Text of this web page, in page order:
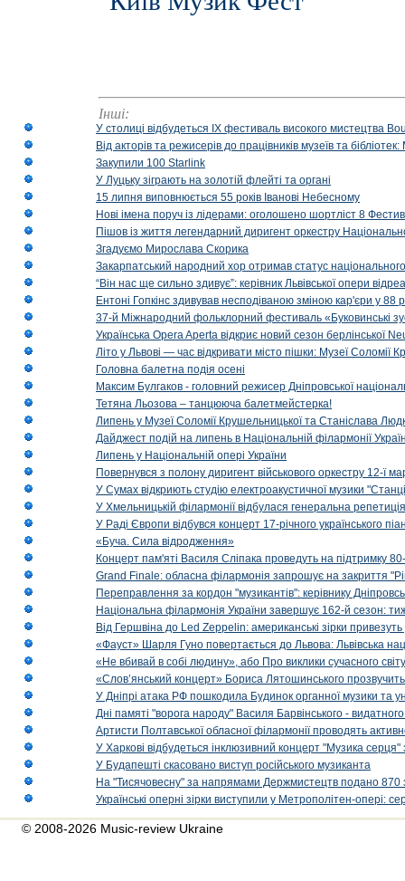
Інші:
У столиці відбудеться IX фестиваль високого мистецтва
Від акторів та режисерів до працівників музеїв та
Закупили 100 Starlink
У Луцьку зіграють на золотій флейті та органі
15 липня виповнюється 55 років Іванові Небесному
Нові імена поруч із лідерами: оголошено шортліст 8
Пішов із життя легендарний диригент оркестру
Згадуємо Мирослава Скорика
Закарпатський народний хор отримав статус національного
“Він нас ще сильно здивує”: керівник Львівської опери
Ентоні Гопкінс здивував несподіваною зміною кар'єри у 88
37-й Міжнародний фольклорний фестиваль «Буковинські
Українська Opera Aperta відкриє новий сезон берлінської
Літо у Львові — час відкривати місто пішки: Музеї Соломії
Головна балетна подія осені
Максим Булгаков - головний режисер Дніпровської
Тетяна Льозова – танцююча балетмейстерка!
Липень у Музеї Соломії Крушельницької та Станіслава
Дайджест подій на липень в Національній філармонії
Липень у Національній опері України
Повернувся з полону диригент військового оркестру 12-ї
У Сумах відкриють студію електроакустичної музики
У Хмельницькій філармонії відбулася генеральна
У Раді Європи відбувся концерт 17-річного українського
«Буча. Сила відродження»
Концерт пам'яті Василя Сліпака проведуть на підтримку
Grand Finale: обласна філармонія запрошує на закриття
Переправлення за кордон "музикантів": керівнику
Національна філармонія України завершує 162-й сезон:
Від Гершвіна до Led Zeppelin: американські зірки
«Фауст» Шарля Гуно повертається до Львова: Львівська
«Не вбивай в собі людину», або Про виклики сучасного світу
«Слов’янський концерт» Бориса Лятошинського
У Дніпрі атака РФ пошкодила Будинок органної музики та
Дні памяті "ворога народу" Василя Барвінського -
Артисти Полтавської обласної філармонії проводять
У Харкові відбудеться інклюзивний концерт "Музика
У Будапешті скасовано виступ російського музиканта
На "Тисячовесну" за напрямами Держмистецтв подано 870
Українські оперні зірки виступили у Метрополітен-опері:
© 2008-2026 Music-review Ukraine